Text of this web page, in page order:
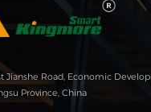
Jianshe Road, Economic
Province, China